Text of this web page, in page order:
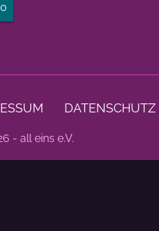
DATENSCHUTZ
- all eins e.V.